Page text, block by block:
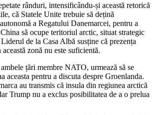
rânduri, intensificându-și această retorică
că Statele Unite trebuie să dețină
a Regatului Danemarcei, pentru a
să ocupe teritoriul arctic, situat strategic
de la Casa Albă susține că prezența
zonă nu este suficientă.
țări membre NATO, urmează să se
aceasta pentru a discuta despre Groenlanda.
au transmis că insula din regiunea arctică
Trump nu a exclus posibilitatea de a o prelua